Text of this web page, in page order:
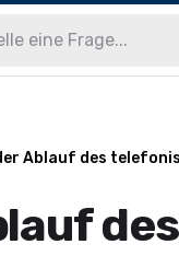
Ablauf des